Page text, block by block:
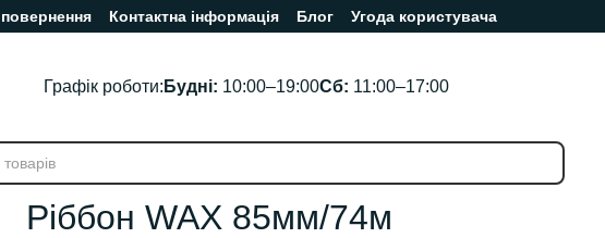
Контактна інформація Блог
Угода користувача
Графік роботи: Будні: 10:00–19:00Сб: 11:00–17:00
Ріббон WAX 85мм/74м